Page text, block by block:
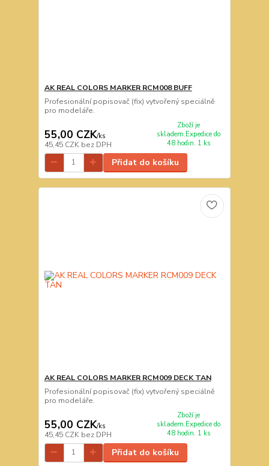
AK REAL COLORS MARKER RCM008 BUFF
Profesionální popisovač (fix) vytvořený speciálně
pro modeláře.
55,00 CZK/ks
45,45 CZK bez DPH
Zboží je
skladem.Expedice do
48 hodin. 1 ks
Přidat do košíku
AK REAL COLORS MARKER RCM009 DECK TAN
Profesionální popisovač (fix) vytvořený speciálně
pro modeláře.
55,00 CZK/ks
45,45 CZK bez DPH
Zboží je
skladem.Expedice do
48 hodin. 1 ks
Přidat do košíku